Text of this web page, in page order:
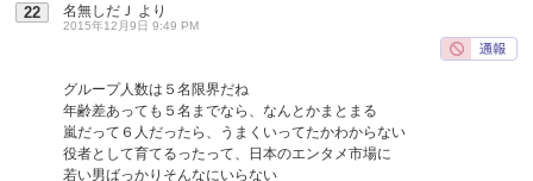
22 名無しだＪ より
2015年12月9日 9:49 PM
グループ人数は５名限界だね
年齢差あっても５名までなら、なんとかまとまる
嵐だって６人だったら、うまくいってたかわからない
役者として育てるったって、日本のエンタメ市場に
若い男ばっかりそんなにいらない